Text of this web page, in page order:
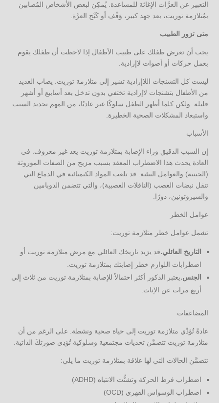
التعبير عن العرَّات الإغاثة للمساعدة. يُمكِن لبعض الأشخاص المُصابين
بمُتلازمة توريت، بعد جهد كبير، وَقْف أو كَبْح العرَّة.
متى تزور الطبيب
يجب أن تعرض طفلك على طبيب الأطفال إذا لاحظت أن طفلك يقوم
بعمل حركات أو أصوات لاإرادية.
ليست كل التشنجات اللاإرادية تشير إلى متلازمة توريت. يصاب العديد
من الأطفال بتشنجات لاإرادية تختفي بدون تدخل بعد أسابيع أو أشهر
قليلة. ولكن كلما أظهر الطفل سلوكًا غير عاديًا، من المهم تحديد السبب
واستبعاد المشكلات الصحية الخطيرة.
الأسباب
إن السبب الدقيق وراء الإصابة بمتلازمة توريت يعد غير معروف. في
العادة يحدث هذا الاضطراب المعقد بسبب مزيج من الصفات الموروثة
(الجينية) والعوامل البيئية. قد تلعب المواد الكيميائية في الدماغ التي
تنقل نبضات العصب (الناقلات العصبية)، والتي تتضمن الدوبامين
والسيروتونين، دورًا.
عوامل الخطر
تشمل عوامل خطر متلازمة توريت:
التاريخ العائلي.قد يزيد تاريخك العائلي مع مرض متلازمة توريت أو
اضطرابات اللوازم خطر إصابتك بمتلازمة توريت.
الجنس.يعتبر الذكور أكثر احتمالاً للإصابة بمتلازمة توريت من ثلاث إلى
أربع مرات عن الإناث.
المضاعفات
عادةً تُؤدِّي متلازمة توريت إلى حياة صحية ونشطة. على الرغم من أن
متلازمة توريت تتضمَّن تحديات مجتمعية وسلوكية تُؤذِي صورتكَ الذاتية.
تتضمَّن الحالات التي لها علاقة بمتلازمة توريت ما يلي:
اضطراب فرط الحركة وتشتُّت الانتباه (ADHD)
اضطراب الوسواس القهري (OCD)